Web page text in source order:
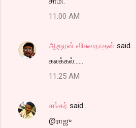
11:00 AM
ஆரூரன் விசுவநாதன் said…
கலக்கல்......
11:25 AM
சங்கர் said…
@ராஜு